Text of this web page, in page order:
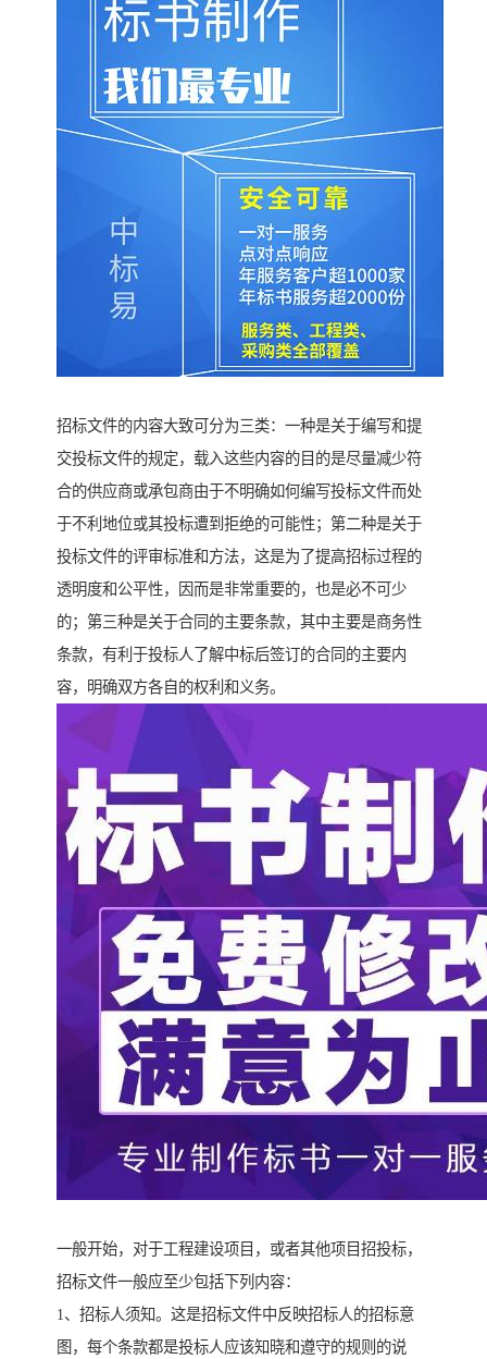
招标文件的内容大致可分为三类：一种是关于编写和提
交投标文件的规定，载入这些内容的目的是尽量减少符
合的供应商或承包商由于不明确如何编写投标文件而处
于不利地位或其投标遭到拒绝的可能性；第二种是关于
投标文件的评审标准和方法，这是为了提高招标过程的
透明度和公平性，因而是非常重要的，也是必不可少
的；第三种是关于合同的主要条款，其中主要是商务性
条款，有利于投标人了解中标后签订的合同的主要内
容，明确双方各自的权利和义务。
一般开始，对于工程建设项目，或者其他项目招投标，
招标文件一般应至少包括下列内容：
1、招标人须知。这是招标文件中反映招标人的招标意
图，每个条款都是投标人应该知晓和遵守的规则的说